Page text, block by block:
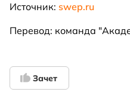
Источник: swep.ru
Перевод: команда
Зачет